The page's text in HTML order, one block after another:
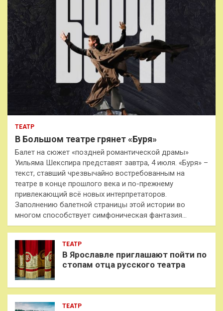
ТЕАТР
В Большом театре грянет «Буря»
Балет на сюжет «поздней романтической драмы»
Уильяма Шекспира представят завтра, 4 июля. «Буря» –
текст, ставший чрезвычайно востребованным на
театре в конце прошлого века и по-прежнему
привлекающий всё новых интерпретаторов.
Заполнению балетной страницы этой истории во
многом способствует симфоническая фантазия…
ТЕАТР
В Ярославле приглашают пойти по
стопам отца русского театра
ТЕАТР